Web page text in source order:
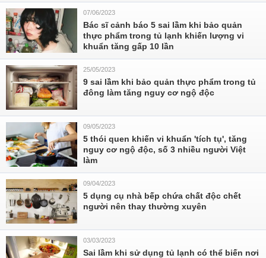
07/06/2023
Bác sĩ cảnh báo 5 sai lầm khi bảo quản
thực phẩm trong tủ lạnh khiến lượng vi
khuẩn tăng gấp 10 lần
25/05/2023
9 sai lầm khi bảo quản thực phẩm trong tủ
đông làm tăng nguy cơ ngộ độc
09/05/2023
5 thói quen khiến vi khuẩn 'tích tụ', tăng
nguy cơ ngộ độc, số 3 nhiều người Việt
làm
09/04/2023
5 dụng cụ nhà bếp chứa chất độc chết
người nên thay thường xuyên
03/03/2023
Sai lầm khi sử dụng tủ lạnh có thể biến nơi